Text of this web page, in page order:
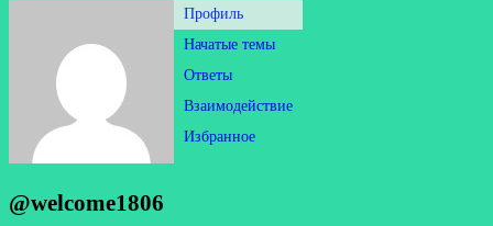
Профиль
Начатые темы
Ответы
Взаимодействие
Избранное
@welcome1806